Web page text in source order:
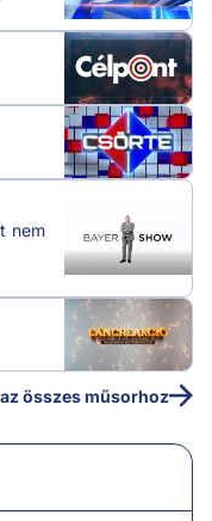
nem
összes műsorhoz